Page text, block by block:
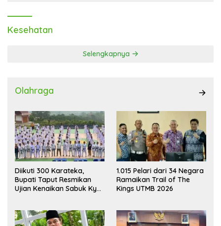
Kesehatan
Selengkapnya
Olahraga
Diikuti 300 Karateka,
Bupati Taput Resmikan
Ujian Kenaikan Sabuk Kyu
1.015 Pelari dari 34 Negara
Ramaikan Trail of The
Kings UTMB 2026